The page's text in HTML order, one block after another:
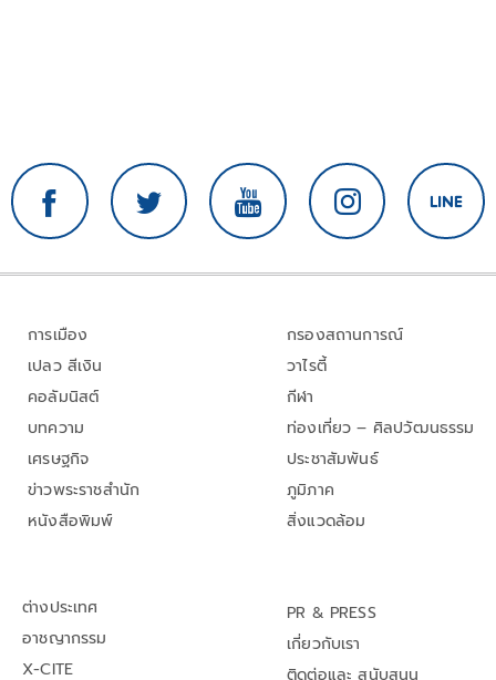
การเมือง
เปลว สีเงิน
คอลัมนิสต์
บทความ
เศรษฐกิจ
ข่าวพระราชสำนัก
หนังสือพิมพ์
กรองสถานการณ์
วาไรตี้
กีฬา
ท่องเที่ยว – ศิลปวัฒนธรรม
ประชาสัมพันธ์
ภูมิภาค
สิ่งแวดล้อม
ต่างประเทศ
อาชญากรรม
X-CITE
PR & PRESS
เกี่ยวกับเรา